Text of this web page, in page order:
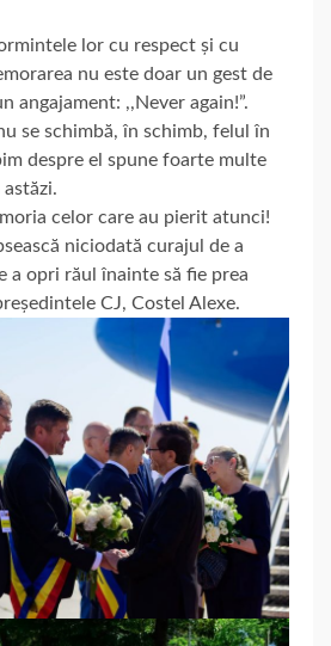
lor cu respect și cu
nu este doar un gest de
angajament: ,,Never again!”.
se schimbă, în schimb, felul în
despre el spune foarte multe
celor care au pierit atunci!
niciodată curajul de a
a opri răul înainte să fie prea
CJ, Costel Alexe.